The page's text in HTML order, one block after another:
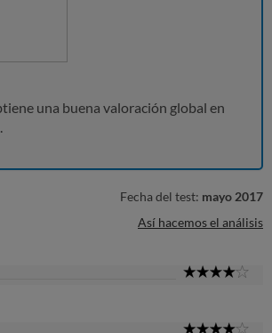
una buena valoración global en
Fecha del test: mayo 2017
Así hacemos el análisis